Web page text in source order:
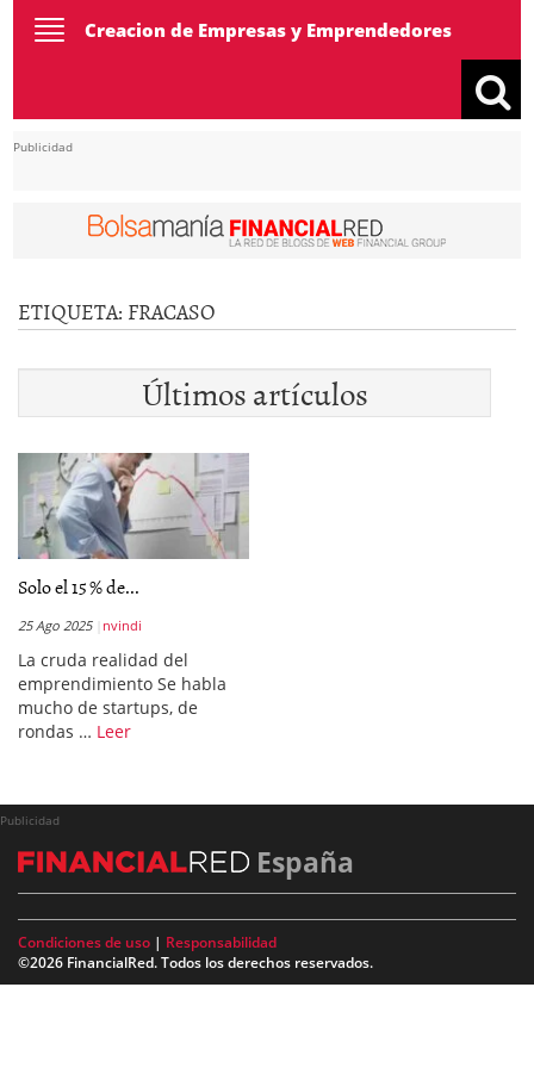
ToggleCreacion de Empresas y Emprendedores
Publicidad
ETIQUETA: FRACASO
Últimos artículos
Solo el 15 % de...
25 Ago 2025 nvindi
La cruda realidad del
emprendimiento Se habla
mucho de startups, de
rondas … Leer
Publicidad
España
Condiciones de uso | Responsabilidad
©2026 FinancialRed. Todos los derechos reservados.